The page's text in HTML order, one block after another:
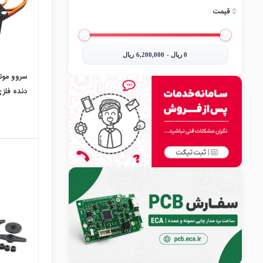
قیمت
0‎ ریال - 6,200,000‎ ریال
دنده فلزی 180